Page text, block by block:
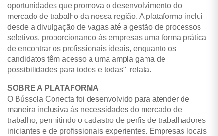
oportunidades que promova o desenvolvimento do
mercado de trabalho da nossa região. A plataforma inclui
desde a divulgação de vagas até a gestão de processos
seletivos, proporcionando às empresas uma forma prática
de encontrar os profissionais ideais, enquanto os
candidatos têm acesso a uma ampla gama de
possibilidades para todos e todas", relata.
SOBRE A PLATAFORMA
O Bússola Conecta foi desenvolvido para atender de
maneira inclusiva às necessidades do mercado de
trabalho, permitindo o cadastro de perfis de trabalhadores
iniciantes e de profissionais experientes. Empresas locais